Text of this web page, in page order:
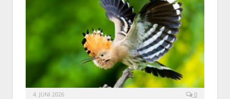
4. JUNI 2026 0